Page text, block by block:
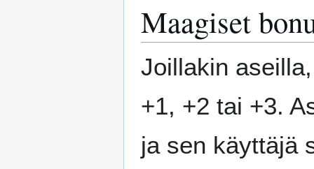
Maagiset
Joillakin
+1, +2 tai +3.
ja sen käyttäjä